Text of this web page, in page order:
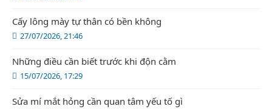
27/07/2026, 21:46
Cấy lông mày tự thân có bền không
15/07/2026, 17:29
Những điều cần biết trước khi độn cằm
Sửa mí mắt hỏng cần quan tâm yếu tố gì